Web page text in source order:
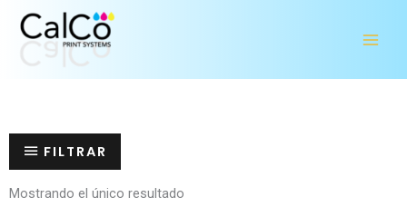
FILTRAR
Mostrando el único resultado